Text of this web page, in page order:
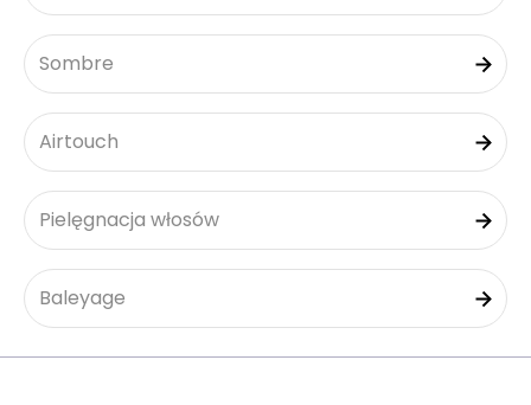
Sombre
Airtouch
Pielęgnacja włosów
Baleyage